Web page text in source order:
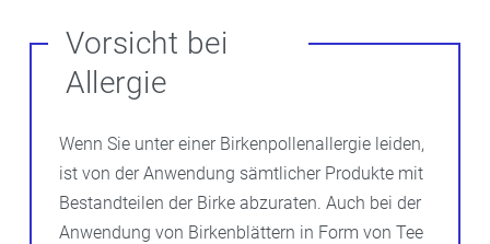
Vorsicht bei
Allergie
Wenn Sie unter einer Birkenpollenallergie leiden,
ist von der Anwendung sämtlicher Produkte mit
Bestandteilen der Birke abzuraten. Auch bei der
Anwendung von Birkenblättern in Form von Tee